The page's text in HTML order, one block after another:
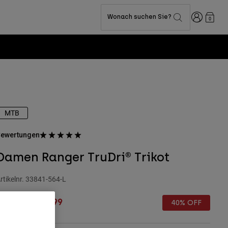
Wonach suchen Sie? Anmelden
0
MTB
Ranger TruDri® Trikot
33841-564-L
Price reduced from
€ 32,99 40% OFF